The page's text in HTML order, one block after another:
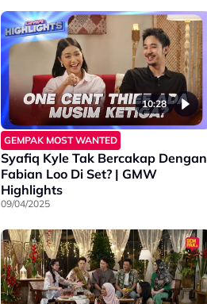
10:28
GEMPAK MOST WANTED
Syafiq Kyle Tak Bercakap Dengan
Fabian Loo Di Set? | GMW
Highlights
09/04/2025